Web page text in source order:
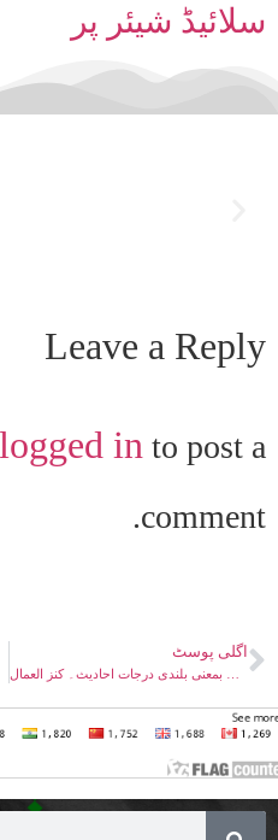
سلائیڈ شیئر پر
Leave a Reply
logged in to post a
comment.
اگلی پوسٹ